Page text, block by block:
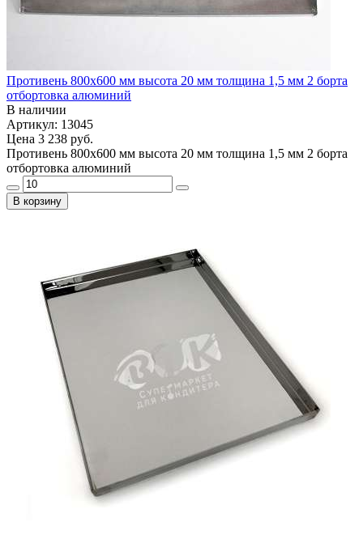
Противень 800х600 мм высота 20 мм толщина 1,5 мм 2 борта
отбортовка алюминий
В наличии
Артикул: 13045
Цена 3 238 руб.
Противень 800х600 мм высота 20 мм толщина 1,5 мм 2 борта
отбортовка алюминий
В корзину